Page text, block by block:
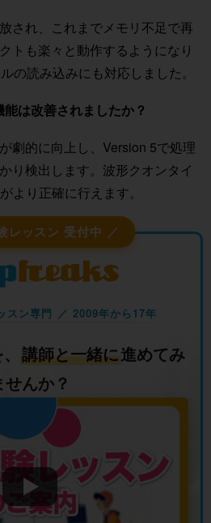
され、これまでメモリ不足で再
トも楽々と動作するようになり
の読み込みにも対応しました。
は改善されましたか？
劇的に向上し、Version 5で処理
り検出します。波形クオンタイ
より正確に行えます。
レッスン 受付中 ／
スン専門 ／ 2009年から17年
講師と一緒に進めてみ
せんか？